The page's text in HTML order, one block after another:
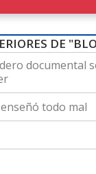
DE
documental
todo mal